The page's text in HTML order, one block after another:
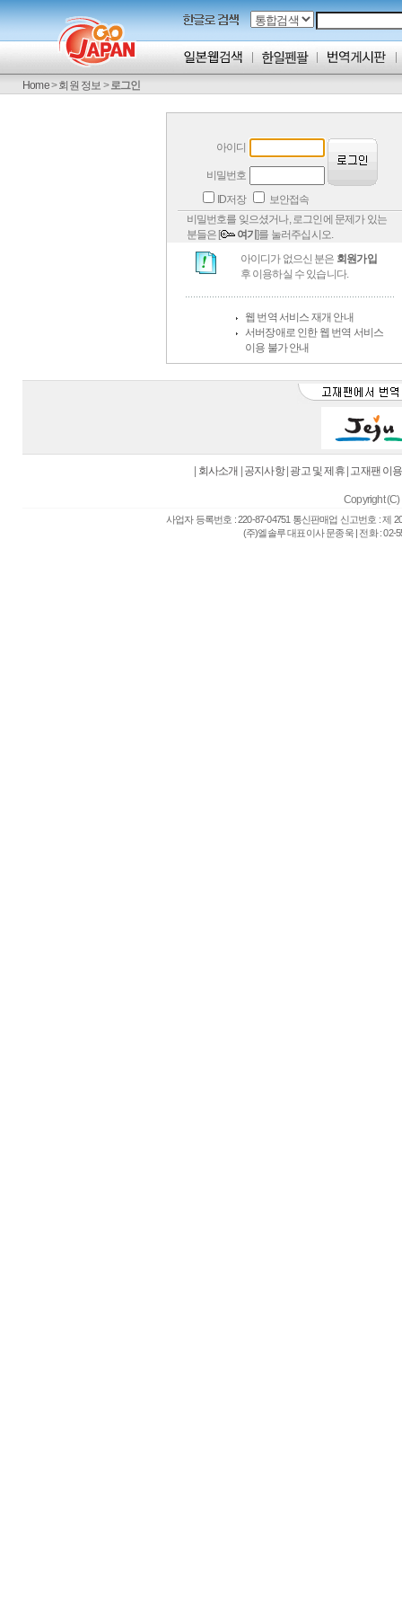
Home>회원 정보 >로그인
아이디
비밀번호
ID저장
보안접속
비밀번호를 잊으셨거나, 로그인에 문제가 있는
분들은 [
여기]를 눌러주십시오.
아이디가 없으신 분은 회원가입
후 이용하실 수 있습니다.
웹 번역 서비스 재개 안내
서버장애로 인한 웹 번역 서비스
이용 불가 안내
회사소개 공지사항| 광고 및 제휴| 고재팬 이
Copyright (C)
사업자 등록번호 : 220-87-04751 통신판매업 신고번호 : 제
(주)엘솔루 대표이사 문종욱 | 전화 : 02-